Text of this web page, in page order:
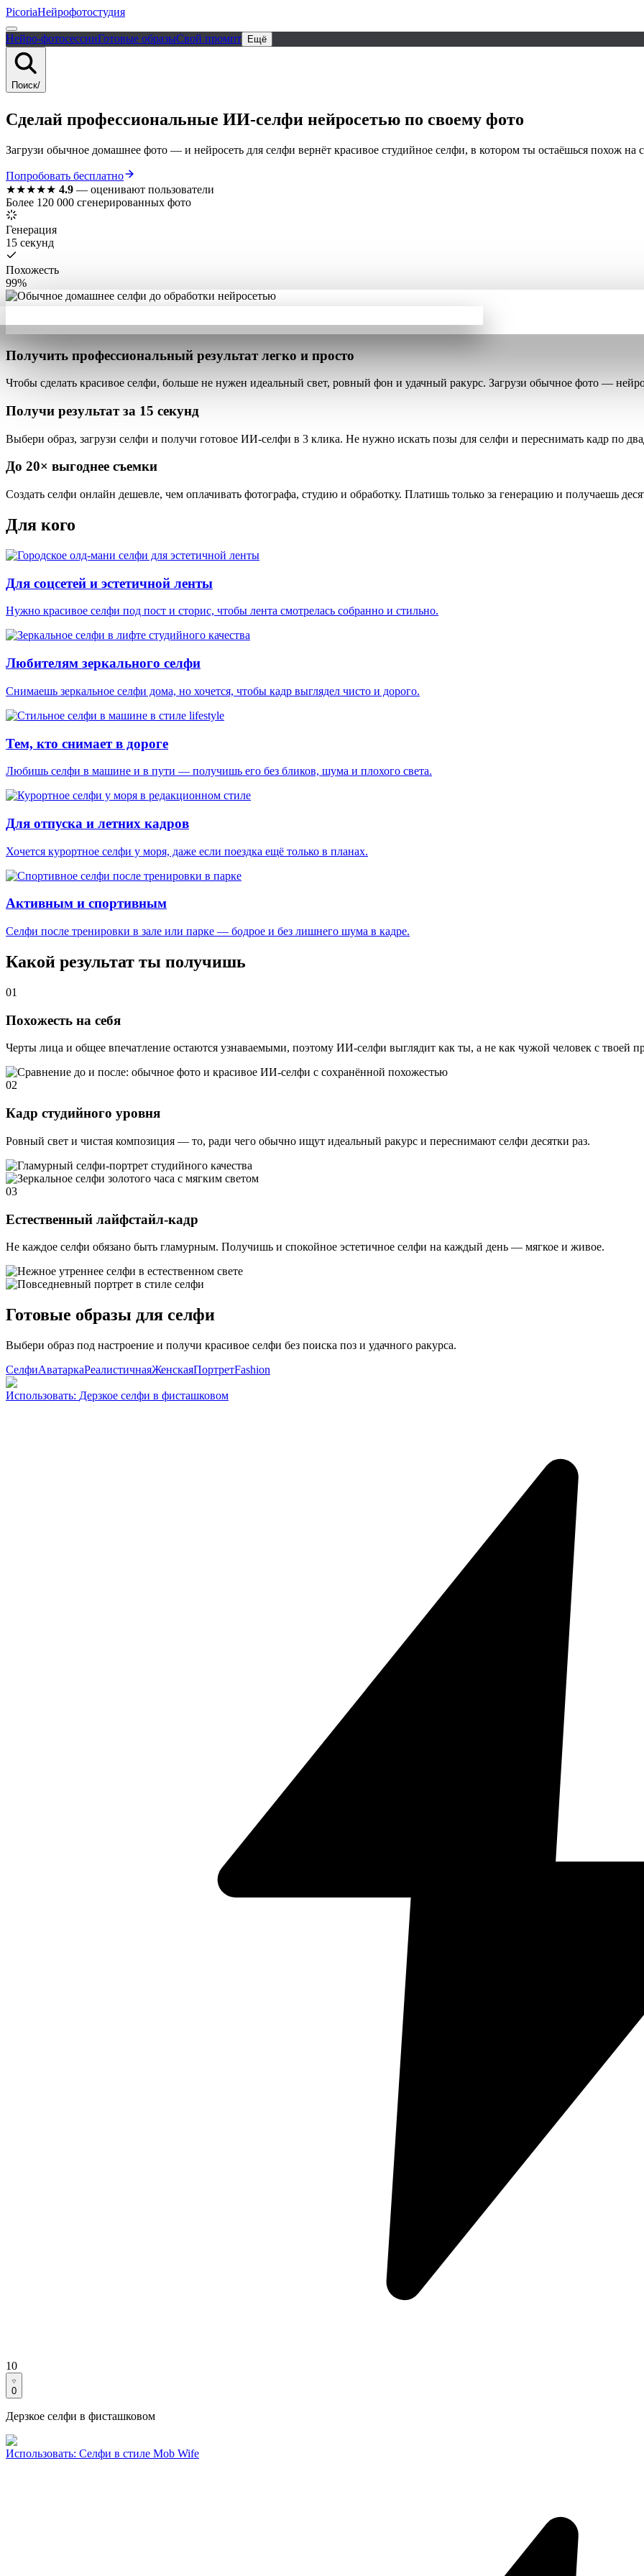
PicoriaНейрофотостудия
Нейро-фотосессииГотовые образыСвой промпт Ещё
Поиск/
Сделай профессиональные ИИ-селфи нейросетью по своему фото
Загрузи обычное домашнее фото — и нейросеть для селфи вернёт красивое студийное селфи, в котором ты остаёшься похож на
Попробовать бесплатно
★★★★★ 4.9 — оценивают пользователи
Более 120 000 сгенерированных фото
Генерация
15 секунд
Похожесть
99%
Получить профессиональный результат легко и просто
Чтобы сделать красивое селфи, больше не нужен идеальный свет, ровный фон и удачный ракурс. Загрузи обычное фото —
Получи результат за 15 секунд
Выбери образ, загрузи селфи и получи готовое ИИ-селфи в 3 клика. Не нужно искать позы для селфи и переснимать кадр по
До 20× выгоднее съемки
Создать селфи онлайн дешевле, чем оплачивать фотографа, студию и обработку. Платишь только за генерацию и получаешь
Для кого
Для соцсетей и эстетичной ленты
Нужно красивое селфи под пост и сторис, чтобы лента смотрелась собранно и стильно.
Любителям зеркального селфи
Снимаешь зеркальное селфи дома, но хочется, чтобы кадр выглядел чисто и дорого.
Тем, кто снимает в дороге
Любишь селфи в машине и в пути — получишь его без бликов, шума и плохого света.
Для отпуска и летних кадров
Хочется курортное селфи у моря, даже если поездка ещё только в планах.
Активным и спортивным
Селфи после тренировки в зале или парке — бодрое и без лишнего шума в кадре.
Какой результат ты получишь
01
Похожесть на себя
Черты лица и общее впечатление остаются узнаваемыми, поэтому ИИ-селфи выглядит как ты, а не как чужой человек с твоей
02
Кадр студийного уровня
Ровный свет и чистая композиция — то, ради чего обычно ищут идеальный ракурс и переснимают селфи десятки раз.
03
Естественный лайфстайл-кадр
Не каждое селфи обязано быть гламурным. Получишь и спокойное эстетичное селфи на каждый день — мягкое и живое.
Готовые образы для селфи
Выбери образ под настроение и получи красивое селфи без поиска поз и удачного ракурса.
СелфиАватаркаРеалистичнаяЖенскаяПортретFashion
Использовать: Дерзкое селфи в фисташковом
10
0
Дерзкое селфи в фисташковом
Использовать: Селфи в стиле Mob Wife